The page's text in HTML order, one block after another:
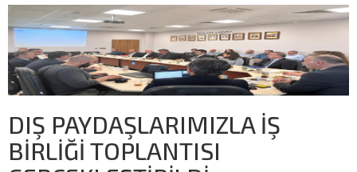
DIŞ PAYDAŞLARIMIZLA İŞ
BİRLİĞİ TOPLANTISI